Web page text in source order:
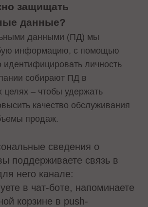
защищать
данные?
данными (ПД) мы
информацию, с помощью
идентифицировать личность
собирают ПД в
целях – чтобы удержать
качество обслуживания
продаж.
сведения о
поддерживаете связь в
него канале:
в чат-боте, напоминаете
корзине в push-